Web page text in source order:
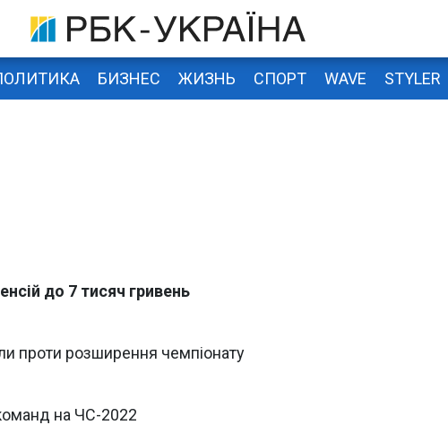
БИЗНЕС ЖИЗНЬ СПОРТ WAVE STYLER
до 7 тисяч гривень
проти розширення чемпіонату
на ЧС-2022